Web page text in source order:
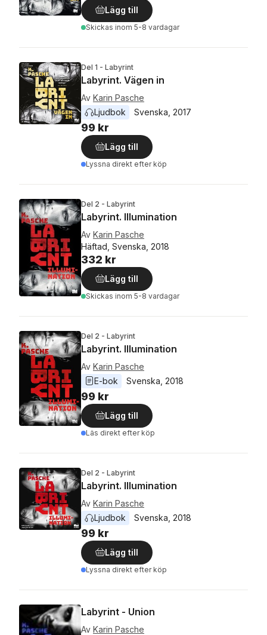
Lägg till
Skickas inom 5-8 vardagar
Del 1 - Labyrint
Labyrint. Vägen in
Av Karin Pasche
Ljudbok
Svenska 2017
99 kr
Lägg till
Lyssna direkt efter köp
Del 2 - Labyrint
Labyrint. Illumination
Av Karin Pasche
Häftad, Svenska, 2018
332 kr
Lägg till
Skickas inom 5-8 vardagar
Del 2 - Labyrint
Labyrint. Illumination
Av Karin Pasche
E-bok
Svenska 2018
99 kr
Lägg till
Läs direkt efter köp
Del 2 - Labyrint
Labyrint. Illumination
Av Karin Pasche
Ljudbok
Svenska 2018
99 kr
Lägg till
Lyssna direkt efter köp
Labyrint - Union
Av Karin Pasche